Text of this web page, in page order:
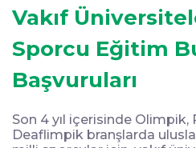
Vakıf
Sporcu Eğitim
Başvuruları
Son 4 yıl içerisinde Olimpik,
Deaflimpik branşlarda